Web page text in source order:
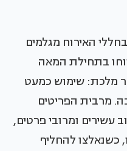
האירוח מגלמים
בתחילת המאה
מלכת: שימוש כמעט
מרבית הפריטים
עשירים ומרובי פרטים,
כשנאלצו להחליף